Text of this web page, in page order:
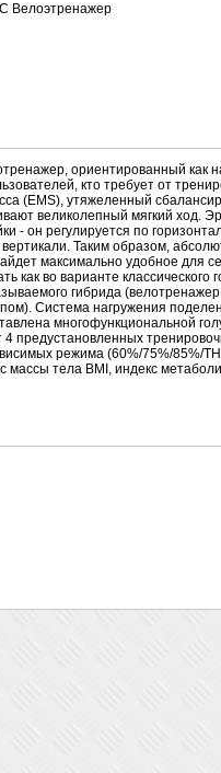
Велоэтренажер
ориентированный как
кто требует от
(EMS), утяжеленный
великолепный мягкий ход.
- он регулируется по
Таким образом,
максимально удобное для
как во варианте классического
гибрида
Система нагружения
многофункциональной
предустановленных
режима (60%/75%/85%/
массы тела BMI, индекс